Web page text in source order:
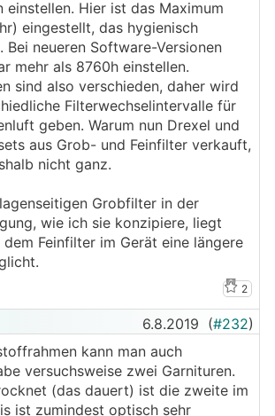
einstellen. Hier ist das Maximum
eingestellt, das hygienisch
Bei neueren Software-Versionen
mehr als 8760h einstellen.
sind also verschieden, daher wird
Filterwechselintervalle für
geben. Warum nun Drexel und
aus Grob- und Feinfilter verkauft,
nicht ganz.
Grobfilter in der
wie ich sie konzipiere, liegt
Feinfilter im Gerät eine längere
2
6.8.2019 (#232)
kann man auch
versuchsweise zwei Garnituren.
(das dauert) ist die zweite im
ist zumindest optisch sehr